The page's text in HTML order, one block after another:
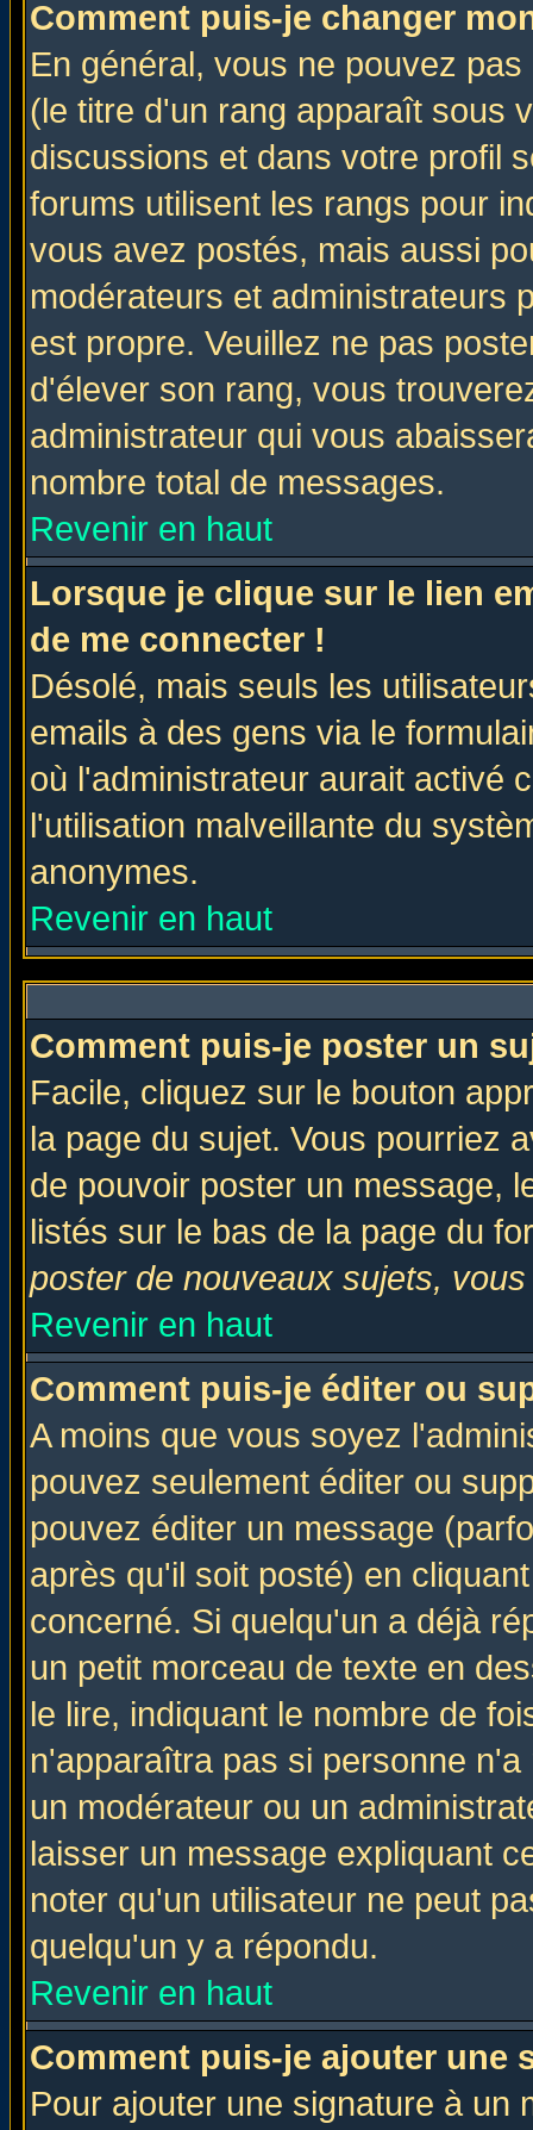
Comment puis-je changer
En général, vous ne pouvez
(le titre d'un rang apparaît sous
discussions et dans votre profil
forums utilisent les rangs pour
vous avez postés, mais aussi
modérateurs et administrateurs
est propre. Veuillez ne pas
d'élever son rang, vous
administrateur qui vous
nombre total de messages.
Revenir en haut
Lorsque je clique sur le lien
de me connecter !
Désolé, mais seuls les
emails à des gens via le
où l'administrateur aurait activé
l'utilisation malveillante du
anonymes.
Revenir en haut
Comment puis-je poster un
Facile, cliquez sur le bouton
la page du sujet. Vous pourriez
de pouvoir poster un message,
listés sur le bas de la page du
poster de nouveaux sujets,
Revenir en haut
Comment puis-je éditer ou
A moins que vous soyez
pouvez seulement éditer ou
pouvez éditer un message
après qu'il soit posté) en
concerné. Si quelqu'un a déjà
un petit morceau de texte en
le lire, indiquant le nombre de
n'apparaîtra pas si personne
un modérateur ou un
laisser un message expliquant
noter qu'un utilisateur ne peut
quelqu'un y a répondu.
Revenir en haut
Comment puis-je ajouter une
Pour ajouter une signature à un